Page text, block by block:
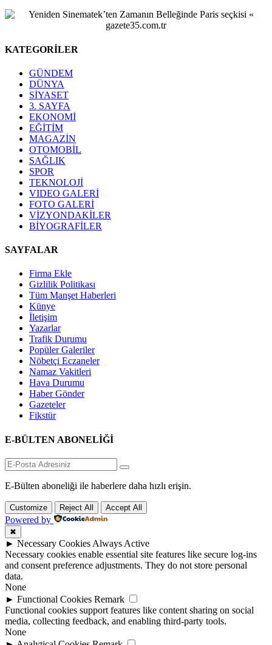
KATEGORİLER
GÜNDEM
DÜNYA
SİYASET
3. SAYFA
EKONOMİ
EĞİTİM
MAGAZİN
OTOMOBİL
SAĞLIK
SPOR
TEKNOLOJİ
VIDEO GALERİ
FOTO GALERİ
VİZYONDAKİLER
BİYOGRAFİLER
SAYFALAR
Firma Ekle
Gizlilik Politikası
Tüm Manşet Haberleri
Künye
İletişim
Yazarlar
Trafik Durumu
Popüler Galeriler
Nöbetçi Eczaneler
Namaz Vakitleri
Hava Durumu
Haber Gönder
Gazeteler
Fikstür
E-BÜLTEN ABONELİĞİ
E-Bülten aboneliği ile haberlere daha hızlı erişin.
Customize Reject All Accept All
Powered by
✖
► Necessary Cookies Always Active
Necessary cookies enable essential site features like secure log-ins
and consent preference adjustments. They do not store personal
data.
None
► Functional Cookies Remark
Functional cookies support features like content sharing on social
media, collecting feedback, and enabling third-party tools.
None